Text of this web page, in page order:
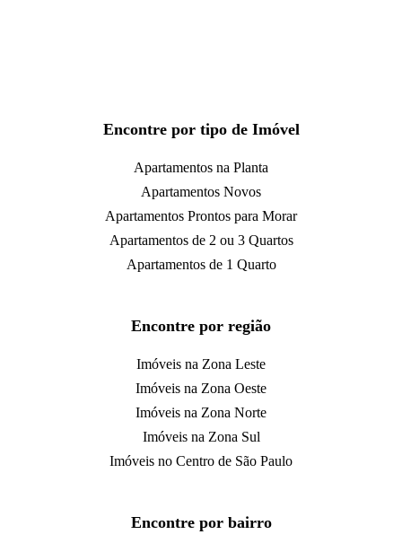
Encontre por tipo de Imóvel
Apartamentos na Planta
Apartamentos Novos
Apartamentos Prontos para Morar
Apartamentos de 2 ou 3 Quartos
Apartamentos de 1 Quarto
Encontre por região
Imóveis na Zona Leste
Imóveis na Zona Oeste
Imóveis na Zona Norte
Imóveis na Zona Sul
Imóveis no Centro de São Paulo
Encontre por bairro